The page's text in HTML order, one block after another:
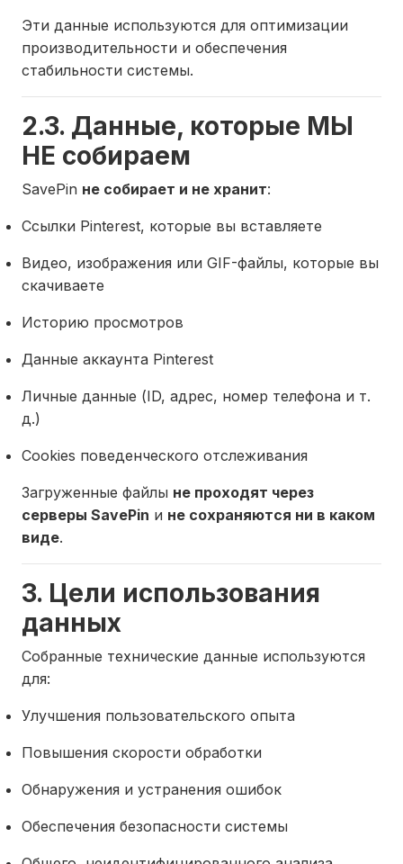
Эти данные используются для оптимизации
производительности и обеспечения
стабильности системы.
2.3. Данные, которые МЫ
НЕ собираем
SavePin не собирает и не хранит:
Ссылки Pinterest, которые вы вставляете
Видео, изображения или GIF-файлы, которые вы
скачиваете
Историю просмотров
Данные аккаунта Pinterest
Личные данные (ID, адрес, номер телефона и т.
д.)
Cookies поведенческого отслеживания
Загруженные файлы не проходят через
серверы SavePin и не сохраняются ни в каком
виде.
3. Цели использования
данных
Собранные технические данные используются
для:
Улучшения пользовательского опыта
Повышения скорости обработки
Обнаружения и устранения ошибок
Обеспечения безопасности системы